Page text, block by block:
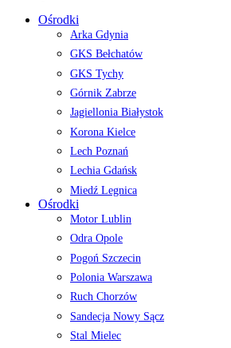
Ośrodki
Arka Gdynia
GKS Bełchatów
GKS Tychy
Górnik Zabrze
Jagiellonia Białystok
Korona Kielce
Lech Poznań
Lechia Gdańsk
Miedź Legnica
Ośrodki
Motor Lublin
Odra Opole
Pogoń Szczecin
Polonia Warszawa
Ruch Chorzów
Sandecja Nowy Sącz
Stal Mielec